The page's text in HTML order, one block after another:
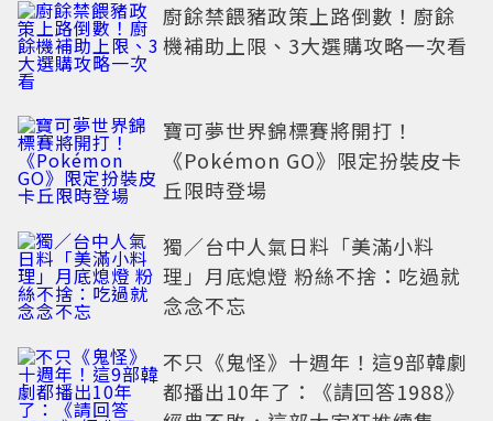
廚餘禁餵豬政策上路倒數！廚餘
機補助上限、3大選購攻略一次看
寶可夢世界錦標賽將開打！
《Pokémon GO》限定扮裝皮卡
丘限時登場
獨／台中人氣日料「美滿小料
理」月底熄燈 粉絲不捨：吃過就
念念不忘
不只《鬼怪》十週年！這9部韓劇
都播出10年了：《請回答1988》